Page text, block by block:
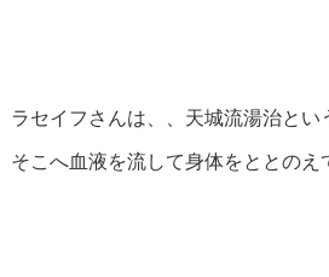
ラセイフさんは、、天城流湯治とい
そこへ血液を流して身体をととのえ